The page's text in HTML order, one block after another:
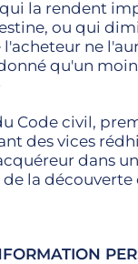
la rendent
ou qui
ne
qu'un
Code civil,
des vices
dans
la découverte